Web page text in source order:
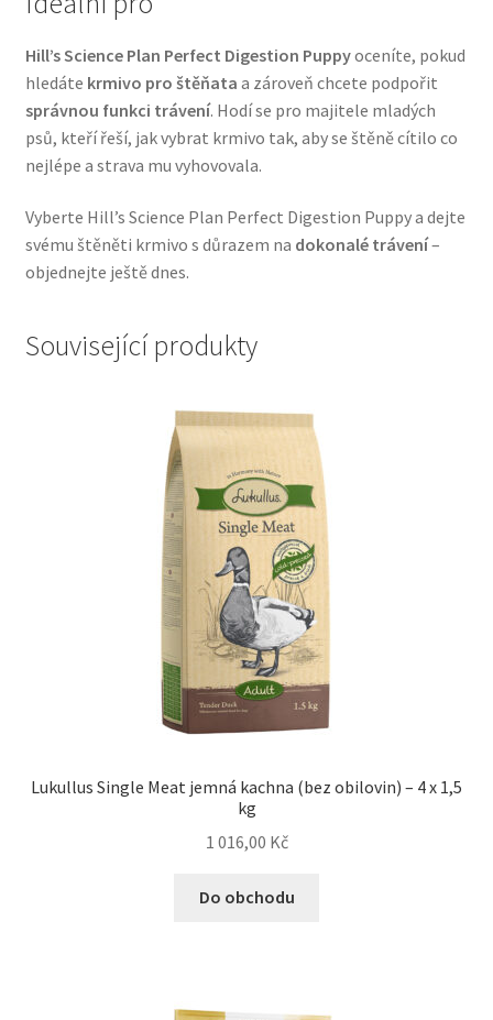
Veterinární dieta pro psy
Vodítka a obojky
Wolf of Wilderness
Hill’s Science Plan Perfect Digestion Puppyoceníte, pokud
hledáte krmivo pro štěňata a zároveň chcete podpořit
správnou funkci trávení. Hodí se pro majitele mladých
psů, kteří řeší, jak vybrat krmivo tak, aby se štěně cítilo co
nejlépe a strava mu vyhovovala.
Vyberte Hill’s Science Plan Perfect Digestion Puppy a dejte
svému štěněti krmivo s důrazem na dokonalé trávení–
objednejte ještě dnes.
Související produkty
Lukullus Single Meat jemná kachna (bez obilovin) – 4 x 1,5
kg
1 016,00 Kč
Do obchodu